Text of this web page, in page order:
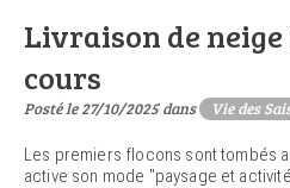
Livraison de
cours
Posté le 27/10/2025 dans Vie des
Les premiers flocons sont tombés
active son mode "paysage et